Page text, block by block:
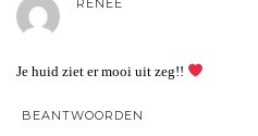
Je huid ziet er mooi uit zeg!!
BEANTWOORDEN